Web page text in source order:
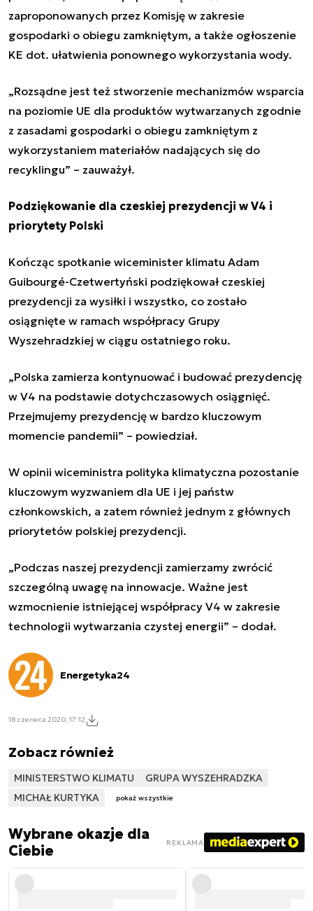
zaproponowanych przez Komisję w zakresie
gospodarki o obiegu zamkniętym, a także ogłoszenie
KE dot. ułatwienia ponownego wykorzystania wody.
„Rozsądne jest też stworzenie mechanizmów wsparcia
na poziomie UE dla produktów wytwarzanych zgodnie
z zasadami gospodarki o obiegu zamkniętym z
wykorzystaniem materiałów nadających się do
recyklingu” – zauważył.
Podziękowanie dla czeskiej prezydencji w V4 i
priorytety Polski
Kończąc spotkanie wiceminister klimatu Adam
Guibourgé-Czetwertyński podziękował czeskiej
prezydencji za wysiłki i wszystko, co zostało
osiągnięte w ramach współpracy Grupy
Wyszehradzkiej w ciągu ostatniego roku.
„Polska zamierza kontynuować i budować prezydencję
w V4 na podstawie dotychczasowych osiągnięć.
Przejmujemy prezydencję w bardzo kluczowym
momencie pandemii” – powiedział.
W opinii wiceministra polityka klimatyczna pozostanie
kluczowym wyzwaniem dla UE i jej państw
członkowskich, a zatem również jednym z głównych
priorytetów polskiej prezydencji.
„Podczas naszej prezydencji zamierzamy zwrócić
szczególną uwagę na innowacje. Ważne jest
wzmocnienie istniejącej współpracy V4 w zakresie
technologii wytwarzania czystej energii” – dodał.
Energetyka24
18 czerwca 2020, 17:12
Zobacz również
MINISTERSTWO KLIMATU
GRUPA WYSZEHRADZKA
MICHAŁ KURTYKA
pokaż wszystkie
Wybrane okazje dla
Ciebie
REKLAMA